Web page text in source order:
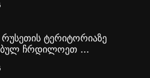
რუსეთის ტერიტორიაზე
ჩრდილოეთ ...